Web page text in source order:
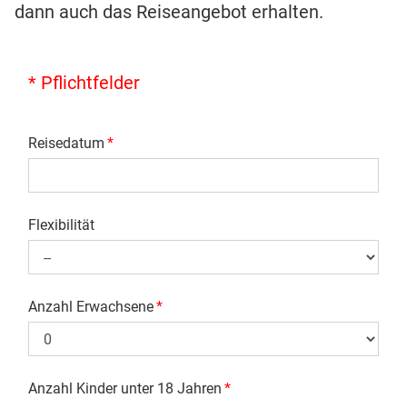
dann auch das Reiseangebot erhalten.
* Pflichtfelder
Reisedatum *
Flexibilität
Anzahl Erwachsene*
Anzahl Kinder unter 18 Jahren *